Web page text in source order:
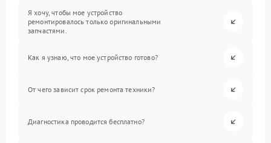
Я хочу, чтобы мое устройство
ремонтировалось только оригинальными
запчастями.
Как я узнаю, что мое устройство готово?
От чего зависит срок ремонта техники?
Диагностика проводится бесплатно?